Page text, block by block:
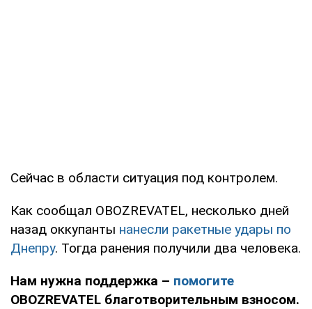
Сейчас в области ситуация под контролем.
Как сообщал OBOZREVATEL, несколько дней
назад оккупанты нанесли ракетные удары по
Днепру. Тогда ранения получили два человека.
Нам нужна поддержка – помогите
OBOZREVATEL благотворительным взносом.